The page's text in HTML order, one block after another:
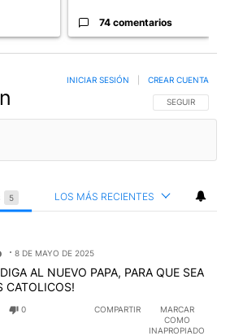
74 comentarios
SIGA ESTA
SEGUIR
INICIAR SESIÓN CREAR CUENTA
5 LOS MÁS RECIENTES
8 DE MAYO DE 2025
AL NUEVO PAPA, PARA QUE SEA
CATOLICOS!
0 COMPARTIR
MARCAR
COMO
INAPROPIADO